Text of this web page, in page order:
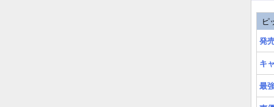
ピ
発
キ
最